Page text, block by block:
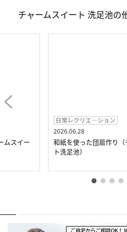
チャームスイート 洗足池の
ムスイー
日常レクリエ―ション
2026.06.28
和紙を使った団扇作り
ト洗足池）